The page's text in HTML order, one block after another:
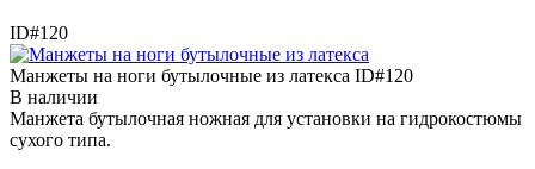
ID#120
Манжеты на ноги бутылочные из латекса ID#120
В наличии
Манжета бутылочная ножная для установки на гидрокостюмы
сухого типа.